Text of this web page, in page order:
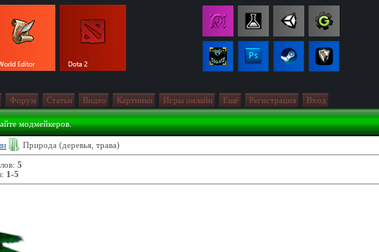
Форум Статьи Видео Картинки Игры онлайн Ещё Регистрация Вход
модмейкеров.
Природа (деревья, трава)
: 5
: 1-5